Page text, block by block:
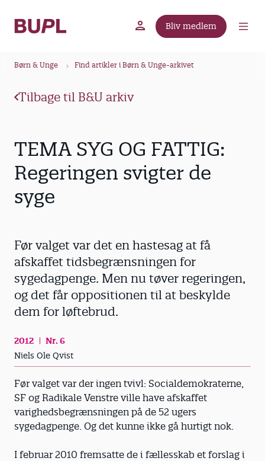
Bliv medlem
Børn & Unge Find artikler i Børn & Unge-arkivet
Tilbage til B&U arkiv
TEMA SYG OG FATTIG:
Regeringen svigter de
syge
Før valget var det en hastesag at få
afskaffet tidsbegrænsningen for
sygedagpenge. Men nu tøver regeringen,
og det får oppositionen til at beskylde
dem for løftebrud.
2012
Nr. 6
Niels Ole Qvist
Før valget var der ingen tvivl: Social­demokraterne,
SF og Radikale Venstre ville have afskaffet
varighedsbegrænsningen på de 52 ugers
sygedagpenge. Og det kunne ikke gå hurtigt nok.
I februar 2010 fremsatte de i fællesskab et forslag i